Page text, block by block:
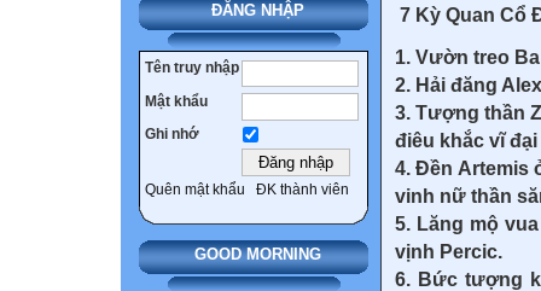
ĐĂNG NHẬP
Tên truy nhập
Mật khẩu
Ghi nhớ
Quên mật khẩu ĐK thành viên
GOOD MORNING
7 Kỳ Quan Cổ
1. Vườn treo
2. Hải đăng
3. Tượng thần
điêu khắc vĩ
4. Đền Artemis
vinh nữ thần
5. Lăng mộ
vịnh Percic.
6. Bức tượng